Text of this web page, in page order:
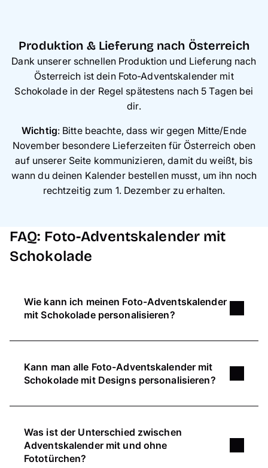
Produktion & Lieferung nach Österreich
Dank unserer schnellen Produktion und Lieferung nach
Österreich ist dein Foto-Adventskalender mit
Schokolade in der Regel spätestens nach 5 Tagen bei
dir.
Wichtig: Bitte beachte, dass wir gegen Mitte/Ende
November besondere Lieferzeiten für Österreich oben
auf unserer Seite kommunizieren, damit du weißt, bis
wann du deinen Kalender bestellen musst, um ihn noch
rechtzeitig zum 1. Dezember zu erhalten.
FAQ: Foto-Adventskalender mit
Schokolade
Wie kann ich meinen Foto-Adventskalender
mit Schokolade personalisieren?
Deinen Adventskalenders mit Foto und
verschiedenen Gestaltungsoptionen
personalisieren:
Layoutshelfen dir, individuelle Collagen zu
Ergänze weihnachtliche Grüße, Namen, ein
Gedicht oder einen passenden Spruch
mithilfe von
Kann man alle Foto-Adventskalender mit
Schokolade mit Designs personalisieren?
Ja, du kannst fast alle Pixum Foto-
personalisieren. Der Paar-Adventskalender ist
bereits perfekt für dich vordesignt. So hast du
Was ist der Unterschied zwischen
Adventskalender mit und ohne
Fototürchen?